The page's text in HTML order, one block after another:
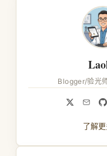
Blogger/验光
了解